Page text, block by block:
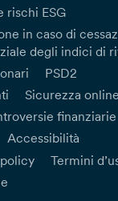
rischi ESG
in caso di
degli indici di
PSD2
Sicurezza online
finanziarie
Accessibilità
Termini